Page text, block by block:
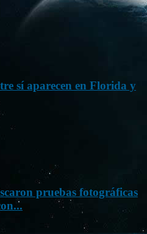
sí aparecen en Florida y
pruebas fotográficas